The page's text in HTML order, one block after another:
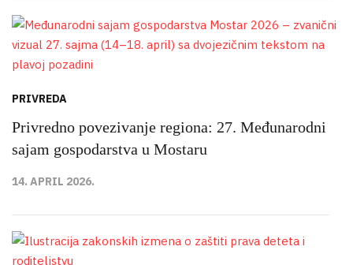
PRIVREDA
Privredno povezivanje regiona: 27. Međunarodni
sajam gospodarstva u Mostaru
14. APRIL 2026.